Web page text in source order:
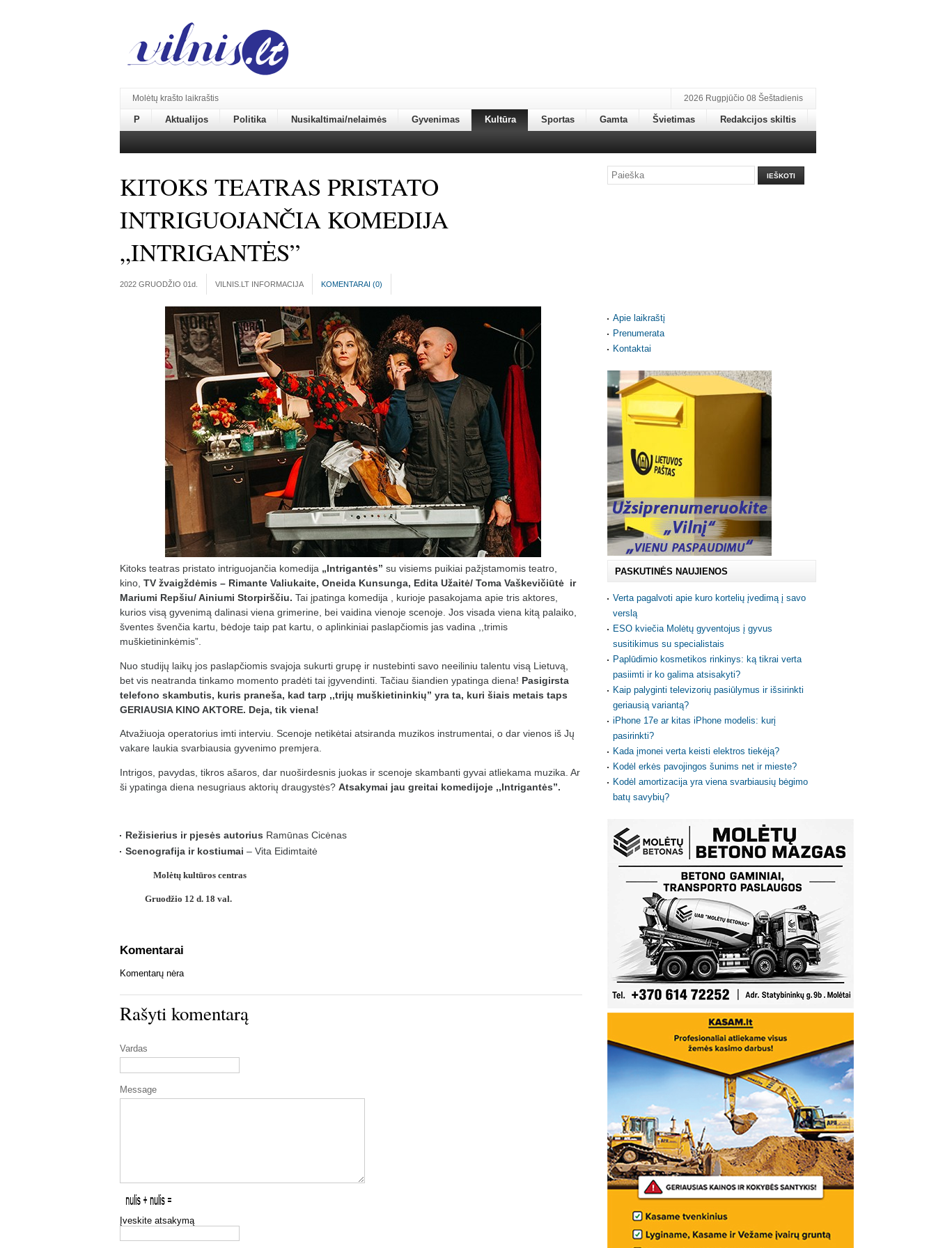
Molėtų krašto laikraštis 2026 Rugpjūčio 08 Šeštadienis
P Aktualijos Politika Nusikaltimai/nelaimės Gyvenimas Kultūra Sportas Gamta Švietimas Redakcijos skiltis
KITOKS TEATRAS PRISTATO
INTRIGUOJANČIA KOMEDIJA
„INTRIGANTĖS”
2022 GRUODŽIO 01d. VILNIS.LT INFORMACIJA KOMENTARAI (0)
Kitoks teatras pristato intriguojančia komedija „Intrigantės” su visiems puikiai pažįstamomis teatro,
kino, TV žvaigždėmis – Rimante Valiukaite, Oneida Kunsunga, Edita Užaitė/ Toma Vaškevičiūtė ir
Mariumi Repšiu/ Ainiumi Storpirščiu. Tai įpatinga komedija , kurioje pasakojama apie tris aktores,
kurios visą gyvenimą dalinasi viena grimerine, bei vaidina vienoje scenoje. Jos visada viena kitą palaiko,
šventes švenčia kartu, bėdoje taip pat kartu, o aplinkiniai paslapčiomis jas vadina ,,trimis
muškietininkėmis”.
Nuo studijų laikų jos paslapčiomis svajoja sukurti grupę ir nustebinti savo neeiliniu talentu visą Lietuvą,
bet vis neatranda tinkamo momento pradėti tai įgyvendinti. Tačiau šiandien ypatinga diena! Pasigirsta
telefono skambutis, kuris praneša, kad tarp ,,trijų muškietininkių” yra ta, kuri šiais metais taps
GERIAUSIA KINO AKTORE. Deja, tik viena!
Atvažiuoja operatorius imti interviu. Scenoje netikėtai atsiranda muzikos instrumentai, o dar vienos iš Jų
vakare laukia svarbiausia gyvenimo premjera.
Intrigos, pavydas, tikros ašaros, dar nuoširdesnis juokas ir scenoje skambanti gyvai atliekama muzika. Ar
ši ypatinga diena nesugriaus aktorių draugystės? Atsakymai jau greitai komedijoje ,,Intrigantės”.
Režisierius ir pjesės autorius Ramūnas Cicėnas
Scenografija ir kostiumai – Vita Eidimtaitė
Molėtų kultūros centras
Gruodžio 12 d. 18 val.
Komentarai
Komentarų nėra
Rašyti komentarą
Vardas
Message
Įveskite atsakymą
Apie laikraštį
Prenumerata
Kontaktai
PASKUTINĖS NAUJIENOS
Verta pagalvoti apie kuro kortelių įvedimą į savo
verslą
ESO kviečia Molėtų gyventojus į gyvus
susitikimus su specialistais
Paplūdimio kosmetikos rinkinys: ką tikrai verta
pasiimti ir ko galima atsisakyti?
Kaip palyginti televizorių pasiūlymus ir išsirinkti
geriausią variantą?
iPhone 17e ar kitas iPhone modelis: kurį
pasirinkti?
Kada įmonei verta keisti elektros tiekėją?
Kodėl erkės pavojingos šunims net ir mieste?
Kodėl amortizacija yra viena svarbiausių bėgimo
batų savybių?